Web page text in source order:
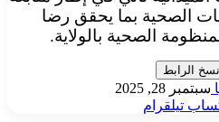
الصحية بما يحقق رضا
الصحية بالولاية.
نسخ الرابط
سبتمبر 28, 2025
تيلقرام